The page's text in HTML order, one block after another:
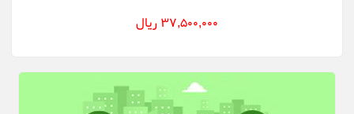
37,500,000 ریال